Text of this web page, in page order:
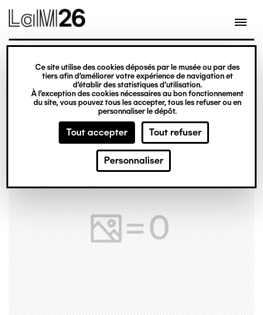
Gestion des cookies
Ce site utilise des cookies déposés par le musée ou par des
tiers afin d’améliorer votre expérience de navigation et
d’établir des statistiques d’utilisation.
À l’exception des cookies nécessaires au bon fonctionnement
du site, vous pouvez tous les accepter, tous les refuser ou en
personnaliser le dépôt.
Tout accepter Tout refuser
Personnaliser
contenu